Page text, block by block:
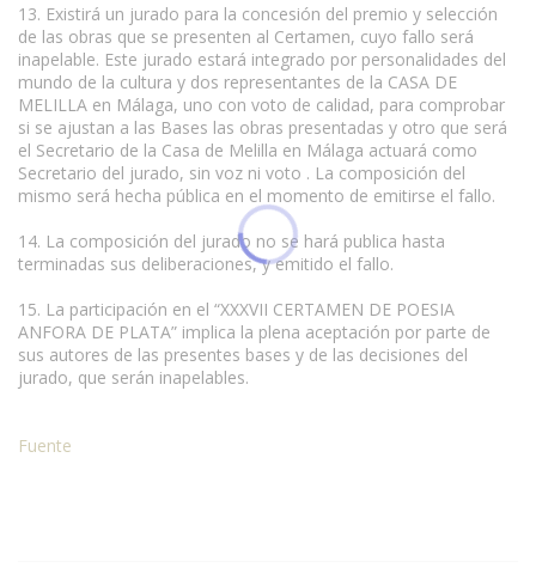
13. Existirá un jurado para la concesión del premio y selección
de las obras que se presenten al Certamen, cuyo fallo será
inapelable. Este jurado estará integrado por personalidades del
mundo de la cultura y dos representantes de la CASA DE
MELILLA en Málaga, uno con voto de calidad, para comprobar
si se ajustan a las Bases las obras presentadas y otro que será
el Secretario de la Casa de Melilla en Málaga actuará como
Secretario del jurado, sin voz ni voto . La composición del
mismo será hecha pública en el momento de emitirse el fallo.
14. La composición del jurado no se hará publica hasta
terminadas sus deliberaciones, y emitido el fallo.
15. La participación en el “XXXVII CERTAMEN DE POESIA
ANFORA DE PLATA” implica la plena aceptación por parte de
sus autores de las presentes bases y de las decisiones del
jurado, que serán inapelables.
Fuente